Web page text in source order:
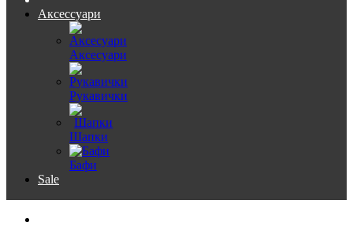
Аксессуари
Аксесуари
Рукавички
Шапки
Бафи
Sale